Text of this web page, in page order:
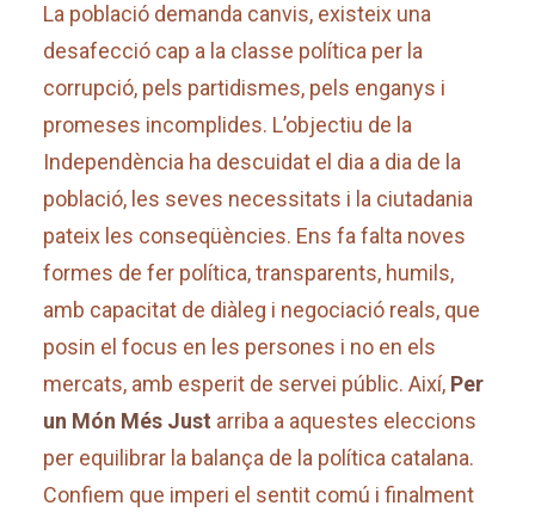
La població demanda canvis, existeix una
desafecció cap a la classe política per la
corrupció, pels partidismes, pels enganys i
promeses incomplides. L’objectiu de la
Independència ha descuidat el dia a dia de la
població, les seves necessitats i la ciutadania
pateix les conseqüències. Ens fa falta noves
formes de fer política, transparents, humils,
amb capacitat de diàleg i negociació reals, que
posin el focus en les persones i no en els
mercats, amb esperit de servei públic. Així, Per
un Món Més Just arriba a aquestes eleccions
per equilibrar la balança de la política catalana.
Confiem que imperi el sentit comú i finalment